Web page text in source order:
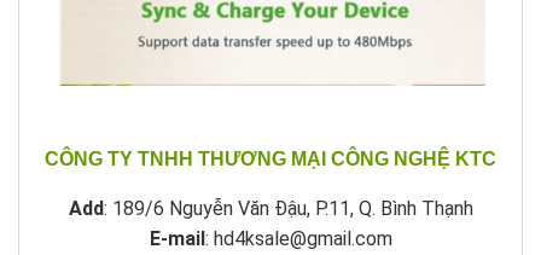
CÔNG TY TNHH THƯƠNG MẠI CÔNG NGHỆ KTC
Add: 189/6 Nguyễn Văn Đậu, P.11, Q. Bình Thạnh
E-mail: hd4ksale@gmail.com